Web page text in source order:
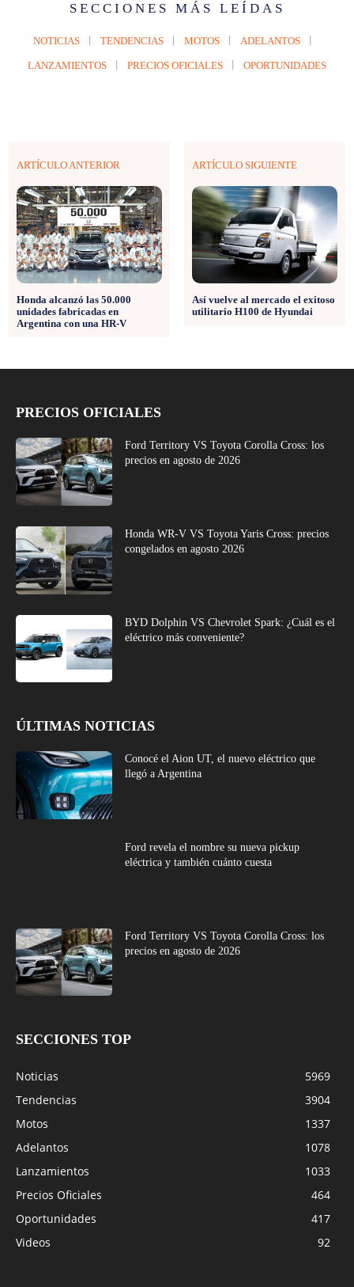
SECCIONES MÁS LEÍDAS
NOTICIAS TENDENCIAS MOTOS ADELANTOS
LANZAMIENTOS PRECIOS OFICIALES OPORTUNIDADES
ARTÍCULO ANTERIOR
Honda alcanzó las 50.000
unidades fabricadas en
Argentina con una HR-V
ARTÍCULO SIGUIENTE
Así vuelve al mercado el exitoso
utilitario H100 de Hyundai
PRECIOS OFICIALES
Ford Territory VS Toyota Corolla Cross: los
precios en agosto de 2026
Honda WR-V VS Toyota Yaris Cross: precios
congelados en agosto 2026
BYD Dolphin VS Chevrolet Spark: ¿Cuál es el
eléctrico más conveniente?
ÚLTIMAS NOTICIAS
Conocé el Aion UT, el nuevo eléctrico que
llegó a Argentina
Ford revela el nombre su nueva pickup
eléctrica y también cuánto cuesta
Ford Territory VS Toyota Corolla Cross: los
precios en agosto de 2026
SECCIONES TOP
Noticias
5969
Tendencias
3904
Motos
1337
Adelantos
1078
Lanzamientos
1033
Precios Oficiales
464
Oportunidades
417
Videos
92